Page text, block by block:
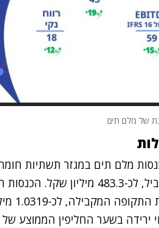
של מלם תים
מלם תים במגזר תשתיות
צמחו ב-13.6% ברבעון השני לעומת הרבעון המקביל,
במחצית
ירידה בשער החליפין הממוצע